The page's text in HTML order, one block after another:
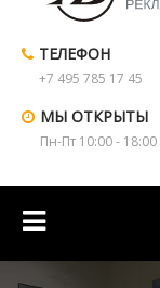
ТЕЛЕФОН
+7 495 785 17 45
МЫ ОТКРЫТЫ
Пн-Пт 10:00 - 18:00